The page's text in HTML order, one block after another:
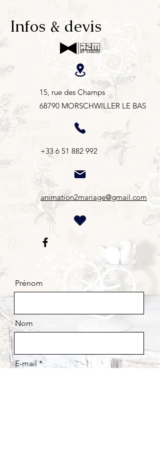
Infos & devis
15, rue des Champs
68790 MORSCHWILLER LE BAS
+33 6 51 882 992
animation2mariage@gmail.com
Prénom
Nom
E-mail